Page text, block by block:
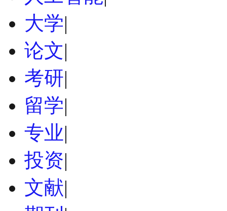
大学|
论文|
考研|
留学|
专业|
投资|
文献|